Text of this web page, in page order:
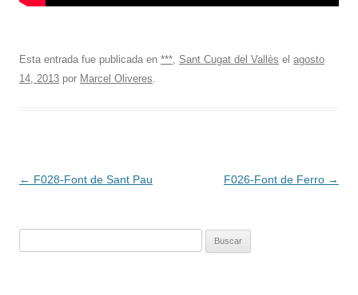
Esta entrada fue publicada en ***, Sant Cugat del Vallès el agosto
14, 2013 por Marcel Oliveres.
Navegación
← F028-Font de Sant Pau F026-Font de Ferro →